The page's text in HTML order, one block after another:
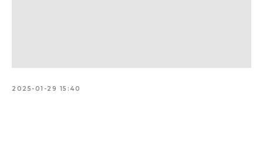
2025-01-29 15:40